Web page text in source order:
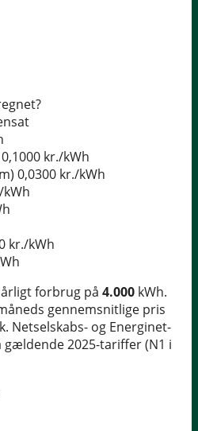
0,1000 kr./kWh
0,0300 kr./kWh
kWh
kr./kWh
forbrug på 4.000 kWh.
gennemsnitlige pris
Netselskabs- og Energinet-
2025-tariffer (N1 i